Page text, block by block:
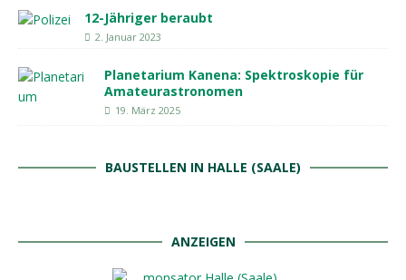
12-Jähriger beraubt
2. Januar 2023
Planetarium Kanena: Spektroskopie für
Amateurastronomen
19. März 2025
BAUSTELLEN IN HALLE (SAALE)
ANZEIGEN